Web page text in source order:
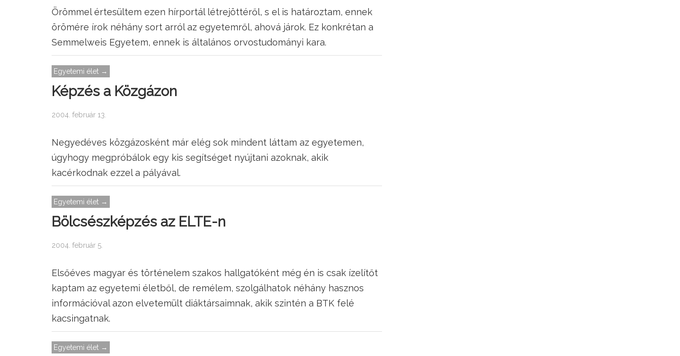
Örömmel értesültem ezen hírportál létrejöttéről, s el is határoztam, ennek
örömére írok néhány sort arról az egyetemről, ahová járok. Ez konkrétan a
Semmelweis Egyetem, ennek is általános orvostudományi kara.
Egyetemi élet →
Képzés a Közgázon
2004. február 13.
Negyedéves közgázosként már elég sok mindent láttam az egyetemen,
úgyhogy megpróbálok egy kis segítséget nyújtani azoknak, akik
kacérkodnak ezzel a pályával.
Egyetemi élet →
Bölcsészképzés az ELTE-n
2004. február 5.
Elsőéves magyar és történelem szakos hallgatóként még én is csak ízelítőt
kaptam az egyetemi életből, de remélem, szolgálhatok néhány hasznos
információval azon elvetemült diáktársaimnak, akik szintén a BTK felé
kacsingatnak.
Egyetemi élet →